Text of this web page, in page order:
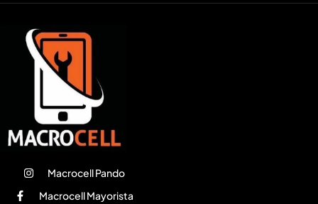
Macrocell Pando
Macrocell Mayorista